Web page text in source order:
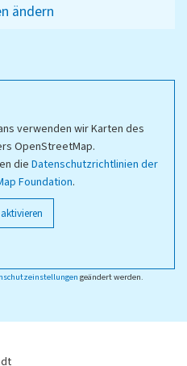
ändern
verwenden wir Karten des
OpenStreetMap.
die Datenschutzrichtlinien der
Foundation.
geändert werden.